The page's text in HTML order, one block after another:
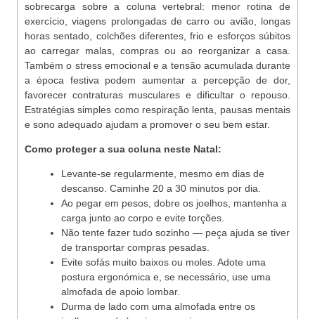
sobrecarga sobre a coluna vertebral: menor rotina de
exercício, viagens prolongadas de carro ou avião, longas
horas sentado, colchões diferentes, frio e esforços súbitos
ao carregar malas, compras ou ao reorganizar a casa.
Também o stress emocional e a tensão acumulada durante
a época festiva podem aumentar a percepção de dor,
favorecer contraturas musculares e dificultar o repouso.
Estratégias simples como respiração lenta, pausas mentais
e sono adequado ajudam a promover o seu bem estar.
Como proteger a sua coluna neste Natal:
Levante-se regularmente, mesmo em dias de
descanso. Caminhe 20 a 30 minutos por dia.
Ao pegar em pesos, dobre os joelhos, mantenha a
carga junto ao corpo e evite torções.
Não tente fazer tudo sozinho — peça ajuda se tiver
de transportar compras pesadas.
Evite sofás muito baixos ou moles. Adote uma
postura ergonómica e, se necessário, use uma
almofada de apoio lombar.
Durma de lado com uma almofada entre os